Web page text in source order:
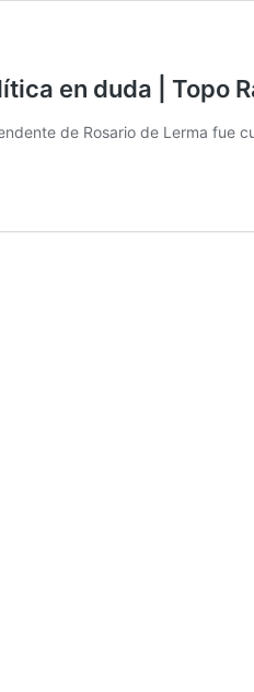
en duda | Topo
de Rosario de Lerma fue